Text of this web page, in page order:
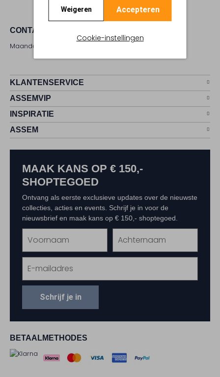
Weigeren Accepteren
Cookie-instellingen
CONTACT
Maandag - zaterdag 09:00 - 17:00 uur
KLANTENSERVICE
ASSEMVIP
INSPIRATIE
ASSEM
BETAALMETHODES
MAAK KANS OP € 150,-
SHOPTEGOED
Ontvang als eerste exclusieve updates over de nieuwste
collecties, acties en events. Schrijf je in voor de
nieuwsbrief en maak kans op € 150,- shoptegoed.
Schrijf je in